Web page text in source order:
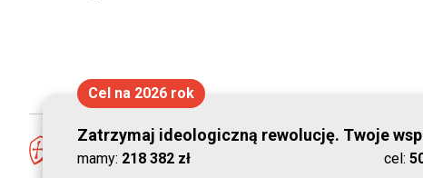
Cel na 2026 rok
Zatrzymaj ideologiczną rewolucję. Twoje
mamy: 218 382 zł cel: